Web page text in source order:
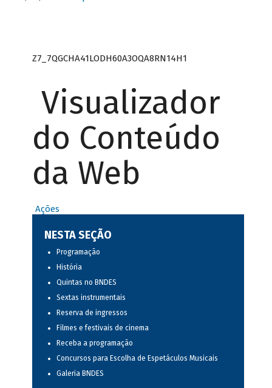
Z7_7QGCHA41LODH60A3OQA8RN14H1
Visualizador
do Conteúdo
da Web
Ações
NESTA SEÇÃO
Programação
História
Quintas no BNDES
Sextas instrumentais
Reserva de ingressos
Filmes e festivais de cinema
Receba a programação
Concursos para Escolha de Espetáculos Musicais
Galeria BNDES